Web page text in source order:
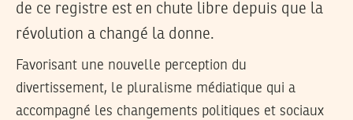
de ce registre est en chute libre depuis que la
révolution a changé la donne.
Favorisant une nouvelle perception du
divertissement, le pluralisme médiatique qui a
accompagné les changements politiques et sociaux